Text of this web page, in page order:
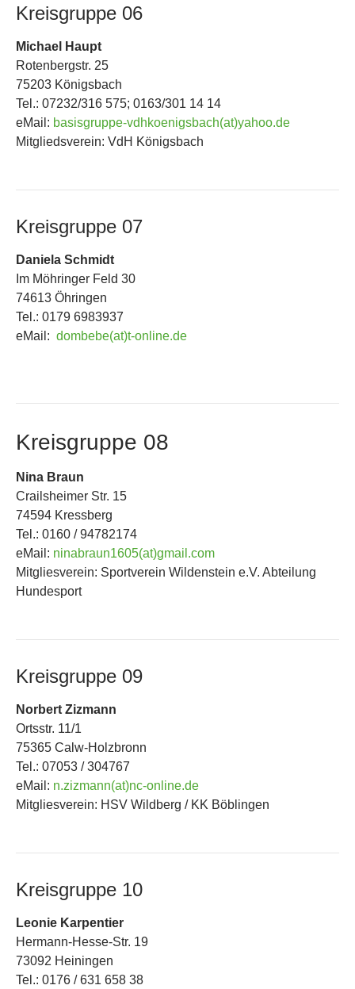
Kreisgruppe 06
Michael Haupt
Rotenbergstr. 25
75203 Königsbach
Tel.: 07232/316 575; 0163/301 14 14
eMail: basisgruppe-vdhkoenigsbach(at)yahoo.de
Mitgliedsverein: VdH Königsbach
Kreisgruppe 07
Daniela Schmidt
Im Möhringer Feld 30
74613 Öhringen
Tel.: 0179 6983937
eMail: dombebe(at)t-online.de
Kreisgruppe 08
Nina Braun
Crailsheimer Str. 15
74594 Kressberg
Tel.: 0160 / 94782174
eMail: ninabraun1605(at)gmail.com
Mitgliesverein: Sportverein Wildenstein e.V. Abteilung
Hundesport
Kreisgruppe 09
Norbert Zizmann
Ortsstr. 11/1
75365 Calw-Holzbronn
Tel.: 07053 / 304767
eMail: n.zizmann(at)nc-online.de
Mitgliesverein: HSV Wildberg / KK Böblingen
Kreisgruppe 10
Leonie Karpentier
Hermann-Hesse-Str. 19
73092 Heiningen
Tel.: 0176 / 631 658 38